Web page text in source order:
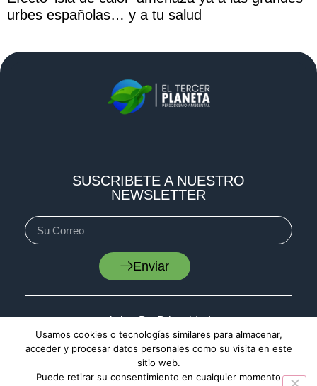
urbes españolas… y a tu salud
SUSCRIBETE A NUESTRO
NEWSLETTER
Enviar
Aviso De Privacidad
Cookies
Mapa De Sitio
Usamos cookies o tecnologías similares para almacenar,
acceder y procesar datos personales como su visita en este
sitio web.
Puede retirar su consentimiento en cualquier momento